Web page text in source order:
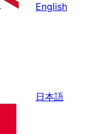
English
日本語